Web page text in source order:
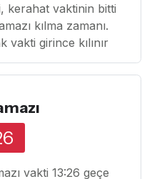
kerahat vaktinin bitti
kılma zamanı.
vakti girince kılınır
vakti 13:26 geçe